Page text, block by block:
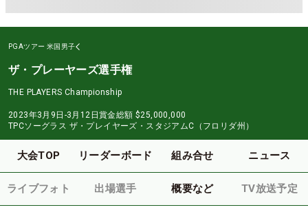
PGAツアー 米国男子
ザ・プレーヤーズ選手権
THE PLAYERS Championship
2023年3月9日-3月12日賞金総額 $25,000,000
TPCソーグラス ザ・プレイヤーズ・スタジアムC（フロリダ州）
大会TOP リーダーボード 組み合せ ニュース
ライブフォト 出場選手 概要など TV放送予定